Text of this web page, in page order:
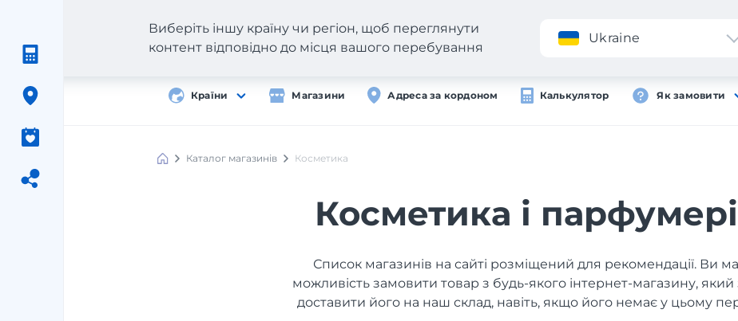
Додаток
Країни Магазини Адреса за кордоном Калькулятор Як замовити
Виберіть іншу країну чи регіон, щоб переглянути
контент відповідно до місця вашого перебування
Ukraine
Каталог магазинів Косметика
Косметика і
Список магазинів на сайті розміщений для рекомендації. Ви
можливість замовити товар з будь-якого інтернет-магазину,
доставити його на наш склад, навіть, якщо його немає у цьому